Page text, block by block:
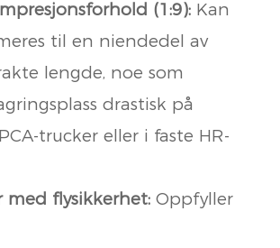
(1:9):Kan
til en niendedel av
lengde, noe som
drastisk på
trucker eller i faste HR-
med flysikkerhet:Oppfyller